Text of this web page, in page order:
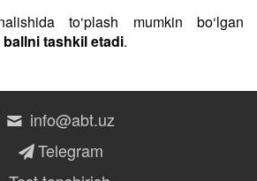
to‘plash mumkin bo‘lgan
ballni tashkil etadi.
info@abt.uz
Telegram